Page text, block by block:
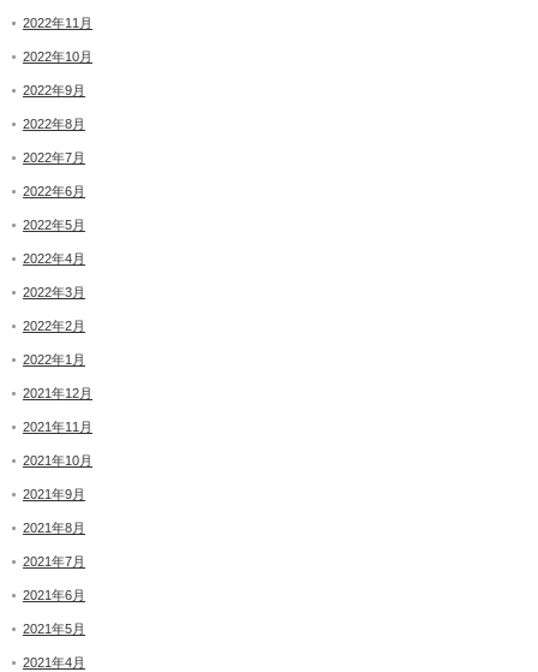
2022年11月
2022年10月
2022年9月
2022年8月
2022年7月
2022年6月
2022年5月
2022年4月
2022年3月
2022年2月
2022年1月
2021年12月
2021年11月
2021年10月
2021年9月
2021年8月
2021年7月
2021年6月
2021年5月
2021年4月